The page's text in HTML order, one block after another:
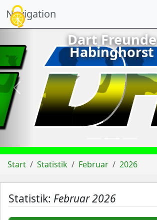
Navigation
vorheriges
Dart Freunde
Habinghorst
Start Statistik Februar 2026
Statistik: Februar 2026
Cookie-Einstellungen